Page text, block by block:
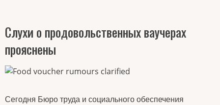
Слухи о продовольственных ваучерах
прояснены
Сегодня Бюро труда и социального обеспечения